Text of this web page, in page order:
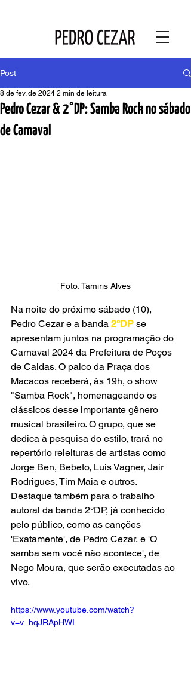
Post
Pedro Cezar & 2°DP: Samba Rock no sábado
de Carnaval
8 de fev. de 2024 2 min de leitura
Foto: Tamiris Alves
Na noite do próximo sábado (10),
Pedro Cezar e a banda 2°DP se
apresentam juntos na programação do
Carnaval 2024 da Prefeitura de Poços
de Caldas. O palco da Praça dos
Macacos receberá, às 19h, o show
"Samba Rock", homenageando os
clássicos desse importante gênero
musical brasileiro. O grupo, que se
dedica à pesquisa do estilo, trará no
repertório releituras de artistas como
Jorge Ben, Bebeto, Luis Vagner, Jair
Rodrigues, Tim Maia e outros.
Destaque também para o trabalho
autoral da banda 2°DP, já conhecido
pelo público, como as canções
'Exatamente', de Pedro Cezar, e 'O
samba sem você não acontece', de
Nego Moura, que serão executadas ao
vivo.
https://www.youtube.com/watch?
v=v_hqJRApHWI